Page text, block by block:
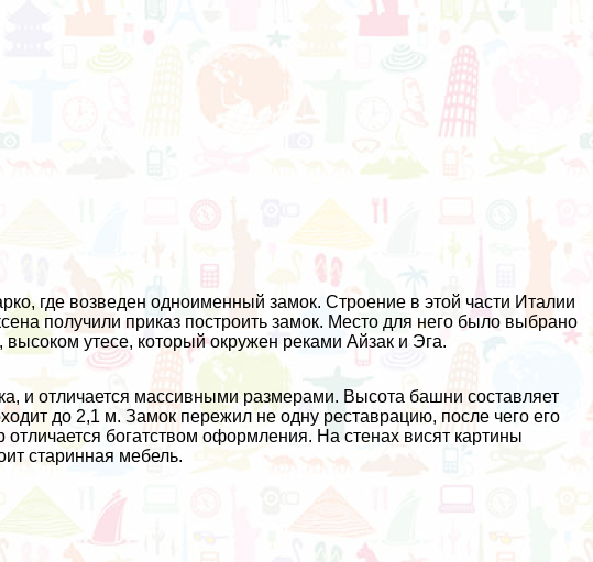
где возведен одноименный замок. Строение в этой части Италии
получили приказ построить замок. Место для него было выбрано
утесе, который окружен реками Айзак и Эга.
и отличается массивными размерами. Высота башни составляет
до 2,1 м. Замок пережил не одну реставрацию, после чего его
богатством оформления. На стенах висят картины
старинная мебель.